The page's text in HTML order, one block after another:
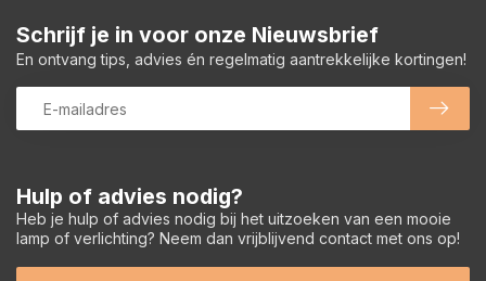
Hulp of advies nodig?
Heb je hulp of advies nodig bij het uitzoeken van een mooie
lamp of verlichting? Neem dan vrijblijvend contact met ons op!
Schrijf je in voor onze Nieuwsbrief
En ontvang tips, advies én regelmatig aantrekkelijke kortingen!